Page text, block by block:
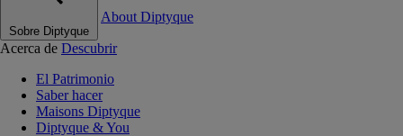
Sobre Diptyque
About Diptyque
Acerca de Descubrir
El Patrimonio
Saber hacer
Maisons Diptyque
Diptyque & You